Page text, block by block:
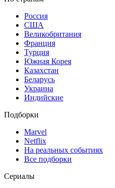
Россия
США
Великобритания
Франция
Турция
Южная Корея
Казахстан
Беларусь
Украина
Индийские
Подборки
Marvel
Netflix
На реальных событиях
Все подборки
Сериалы